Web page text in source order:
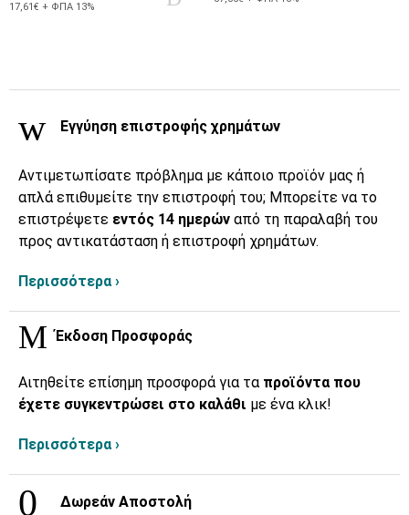
17,61€ + ΦΠΑ 13%
Εγγύηση επιστροφής χρημάτων
Αντιμετωπίσατε πρόβλημα με κάποιο προϊόν μας ή
απλά επιθυμείτε την επιστροφή του; Μπορείτε να το
επιστρέψετε εντός 14 ημερών από τη παραλαβή του
προς αντικατάσταση ή επιστροφή χρημάτων.
Περισσότερα ›
Έκδοση Προσφοράς
Αιτηθείτε επίσημη προσφορά για τα προϊόντα που
έχετε συγκεντρώσει στο καλάθι με ένα κλικ!
Περισσότερα ›
Δωρεάν Αποστολή